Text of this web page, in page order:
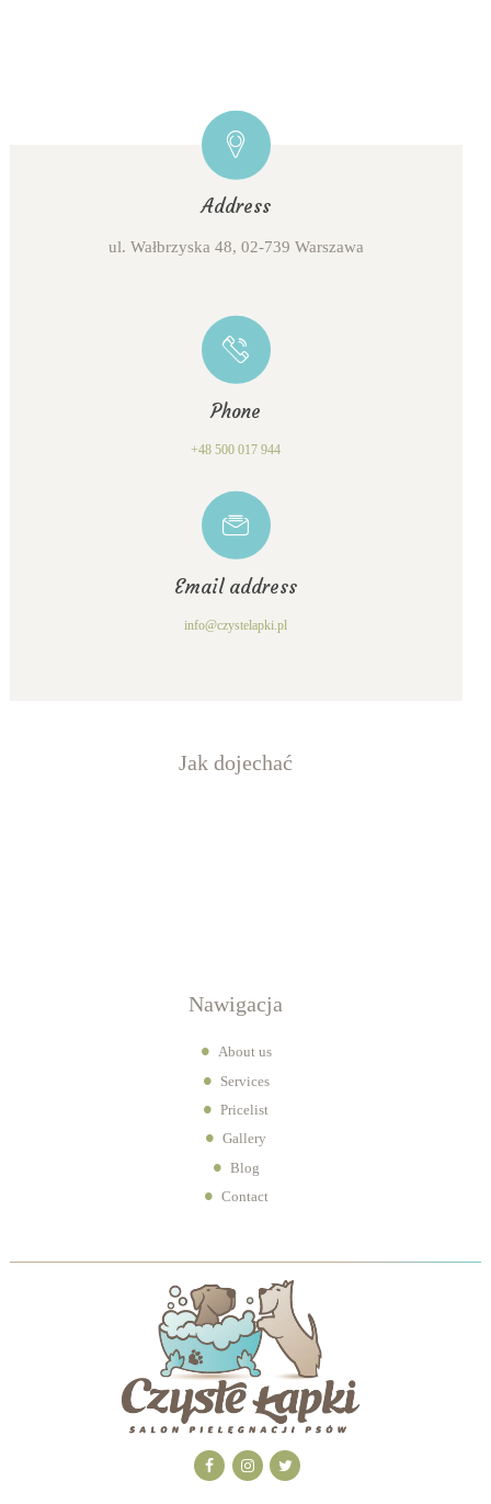
Address
ul. Wałbrzyska 48, 02-739 Warszawa
Phone
+48 500 017 944
Email address
info@czystelapki.pl
Jak dojechać
Nawigacja
About us
Services
Pricelist
Gallery
Blog
Contact